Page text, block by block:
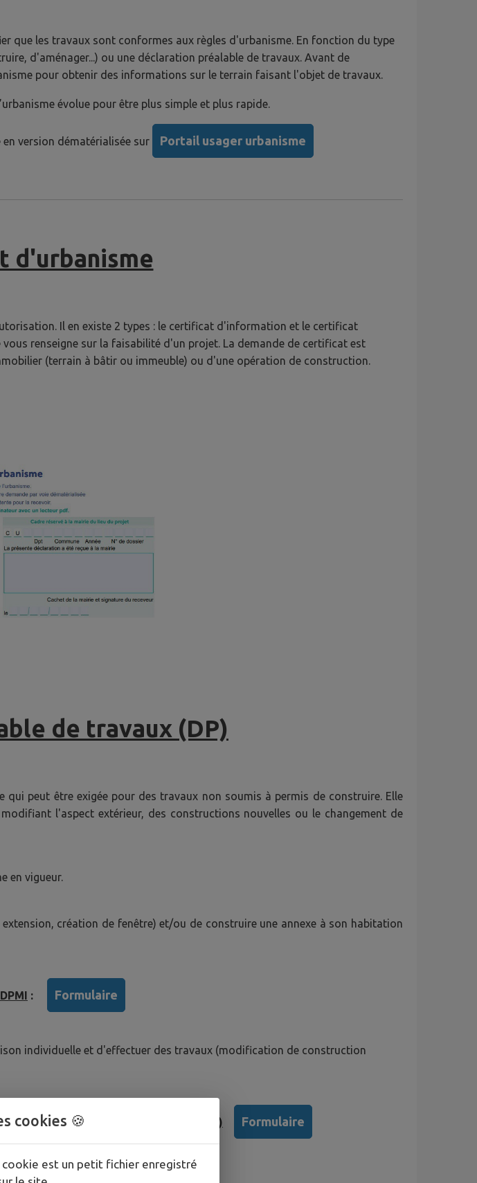
que les travaux sont conformes aux règles d'urbanisme. En fonction du type
d'aménager...) ou une déclaration préalable de travaux. Avant de
pour obtenir des informations sur le terrain faisant l'objet de travaux.
évolue pour être plus simple et plus rapide.
version dématérialisée sur Portail usager urbanisme
d'urbanisme
Il en existe 2 types : le certificat d'information et le certificat
renseigne sur la faisabilité d'un projet. La demande de certificat est
(terrain à bâtir ou immeuble) ou d'une opération de construction.
de travaux (DP)
peut être exigée pour des travaux non soumis à permis de construire. Elle
l'aspect extérieur, des constructions nouvelles ou le changement de
en vigueur.
création de fenêtre) et/ou de construire une annexe à son habitation
: Formulaire
individuelle et d'effectuer des travaux (modification de construction
non soumis à permis de construire) Formulaire
cookies 🍪
est un petit fichier enregistré